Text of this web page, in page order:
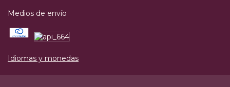
Medios de envío
Idiomas y monedas